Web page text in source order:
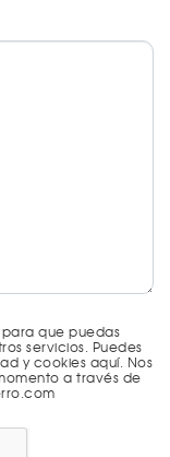
que puedas
servicios. Puedes
y cookies aquí. Nos
a través de